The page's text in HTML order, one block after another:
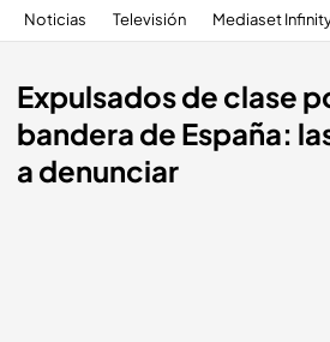
Noticias Televisión Mediaset
Expulsados de clase
bandera de España:
a denunciar